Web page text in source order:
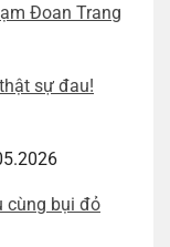
Đoan Trang
sự đau!
cùng bụi đỏ